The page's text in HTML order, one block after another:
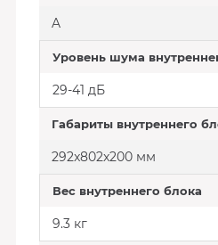
A
Уровень шума
29-41 дБ
Габариты внутреннего
292x802x200 мм
Вес внутреннего блока
9.3 кг